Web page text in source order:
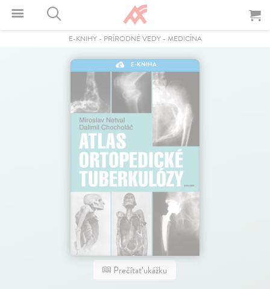
E-KNIHY- PRÍRODNÉ VEDY- MEDICÍNA
E-KNIHA
Prečítať ukážku